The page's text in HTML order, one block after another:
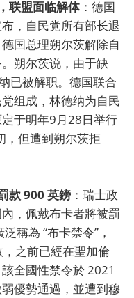
联盟面临解体：德国
，自民党所有部长退
国总理朔尔茨解除自
朔尔茨说，由于缺
已被解职。德国联合
组成，林德纳为自民
于明年9月28日举行
，但遭到朔尔茨拒
款 900 英鎊 ：瑞士政
，佩戴布卡者將被罰
稱為 “布卡禁令”，
之前已經在聖加倫
全國性禁令於 2021
優勢通過，並遭到穆